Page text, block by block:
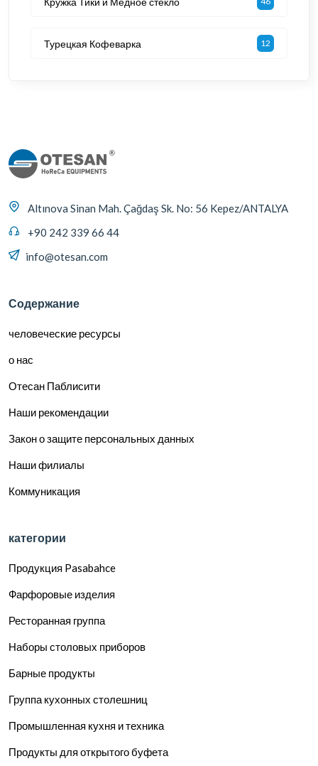
Турецкая Кофеварка 12
Altınova Sinan Mah. Çağdaş Sk. No: 56 Kepez/ANTALYA
+90 242 339 66 44
info@otesan.com
Содержание
человеческие ресурсы
о нас
Отесан Паблисити
Наши рекомендации
Закон о защите персональных данных
Наши филиалы
Коммуникация
категории
Продукция Pasabahce
Фарфоровые изделия
Ресторанная группа
Наборы столовых приборов
Барные продукты
Группа кухонных столешниц
Промышленная кухня и техника
Продукты для открытого буфета